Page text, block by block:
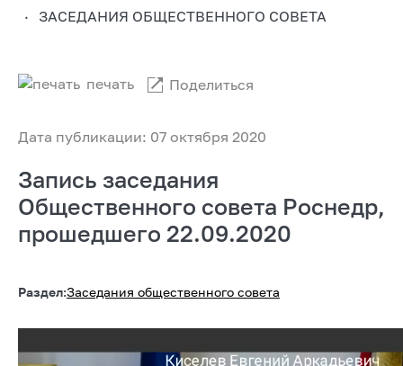
ЗАСЕДАНИЯ ОБЩЕСТВЕННОГО СОВЕТА
Дата публикации: 07 октября 2020
печать Поделиться
Запись заседания
Общественного совета Роснедр,
прошедшего 22.09.2020
Раздел:Заседания общественного совета